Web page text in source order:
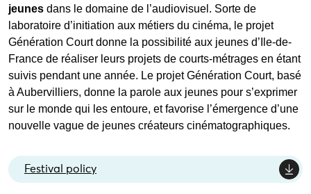
jeunes dans le domaine de l’audiovisuel. Sorte de
laboratoire d’initiation aux métiers du cinéma, le projet
Génération Court donne la possibilité aux jeunes d’Ile-de-
France de réaliser leurs projets de courts-métrages en étant
suivis pendant une année. Le projet Génération Court, basé
à Aubervilliers, donne la parole aux jeunes pour s’exprimer
sur le monde qui les entoure, et favorise l’émergence d’une
nouvelle vague de jeunes créateurs cinématographiques.
Festival policy